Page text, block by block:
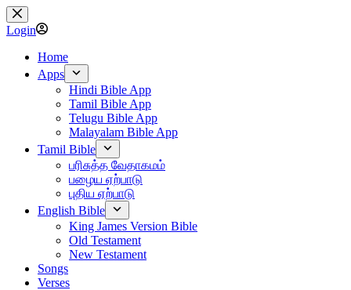
Skip
to
content
Login
Home
Apps
Hindi Bible App
Tamil Bible App
Telugu Bible App
Malayalam Bible App
Tamil Bible
பரிசுத்த வேதாகமம்
பழைய ஏற்பாடு
புதிய ஏற்பாடு
English Bible
King James Version Bible
Old Testament
New Testament
Songs
Verses